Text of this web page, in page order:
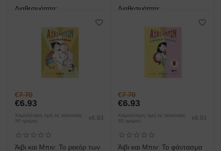
Διαθεσιμότητα:
Διαθεσιμότητα:
€7.70
€6.93
Χαμηλότερη τιμή τις τελευταίες
30 ημέρες:
€ 6.93
Άιβι και Μπιν: Το ρεκόρ των
€7.70
€6.93
Χαμηλότερη τιμή τις τελευταίες
30 ημέρες:
€ 6.93
Άιβι και Μπιν: Το φάντασμα